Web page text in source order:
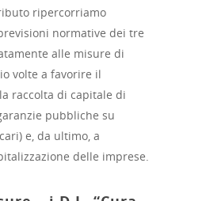
ripercorriamo
normative dei tre
alle misure di
volte a favorire il
raccolta di capitale di
pubbliche su
e, da ultimo, a
delle imprese.